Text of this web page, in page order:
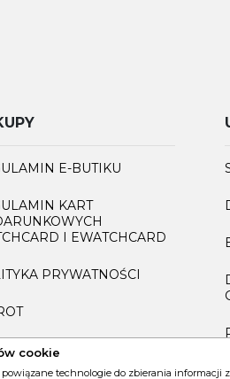
E-BUTIKU
KART
I EWATCHCARD
PRYWATNOŚCI
cookie
technologie do zbierania